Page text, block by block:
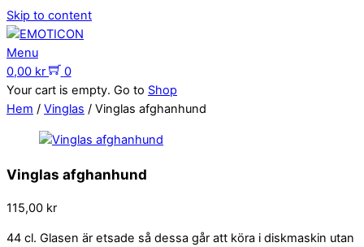
Skip to content
Menu
0,00 kr
0
Your cart is empty. Go to Shop
Hem / Vinglas / Vinglas afghanhund
Vinglas afghanhund
115,00 kr
44 cl. Glasen är etsade så dessa går att köra i diskmaskin utan